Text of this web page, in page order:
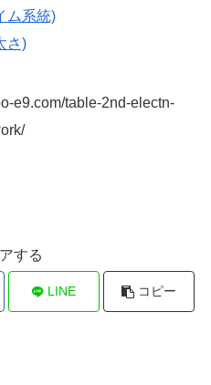
ム系統)
さ)
e9.com/table-2nd-electn-
する
LINE コピー